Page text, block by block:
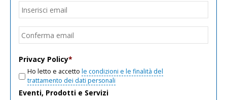
Email
Privacy Policy*
Ho letto e accetto le condizioni e le finalità del
trattamento dei dati personali
Eventi, Prodotti e Servizi